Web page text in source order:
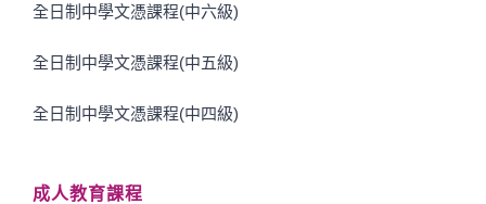
全日制中學文憑課程(中六級)
全日制中學文憑課程(中五級)
全日制中學文憑課程(中四級)
成人教育課程